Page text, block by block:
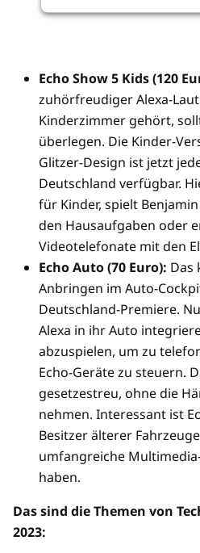
Echo Show 5 Kids (120
zuhörfreudiger Alexa-
Kinderzimmer gehört,
überlegen. Die Kinder-
Glitzer-Design ist jetzt
Deutschland verfügbar.
für Kinder, spielt
den Hausaufgaben oder
Videotelefonate mit den
Echo Auto (70 Euro): Das
Anbringen im Auto-
Deutschland-Premiere.
Alexa in ihr Auto
abzuspielen, um zu
Echo-Geräte zu steuern.
gesetzestreu, ohne die
nehmen. Interessant ist
Besitzer älterer
umfangreiche
haben.
Das sind die Themen von
2023: